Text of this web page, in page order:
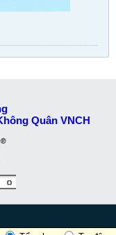
Quân VNCH